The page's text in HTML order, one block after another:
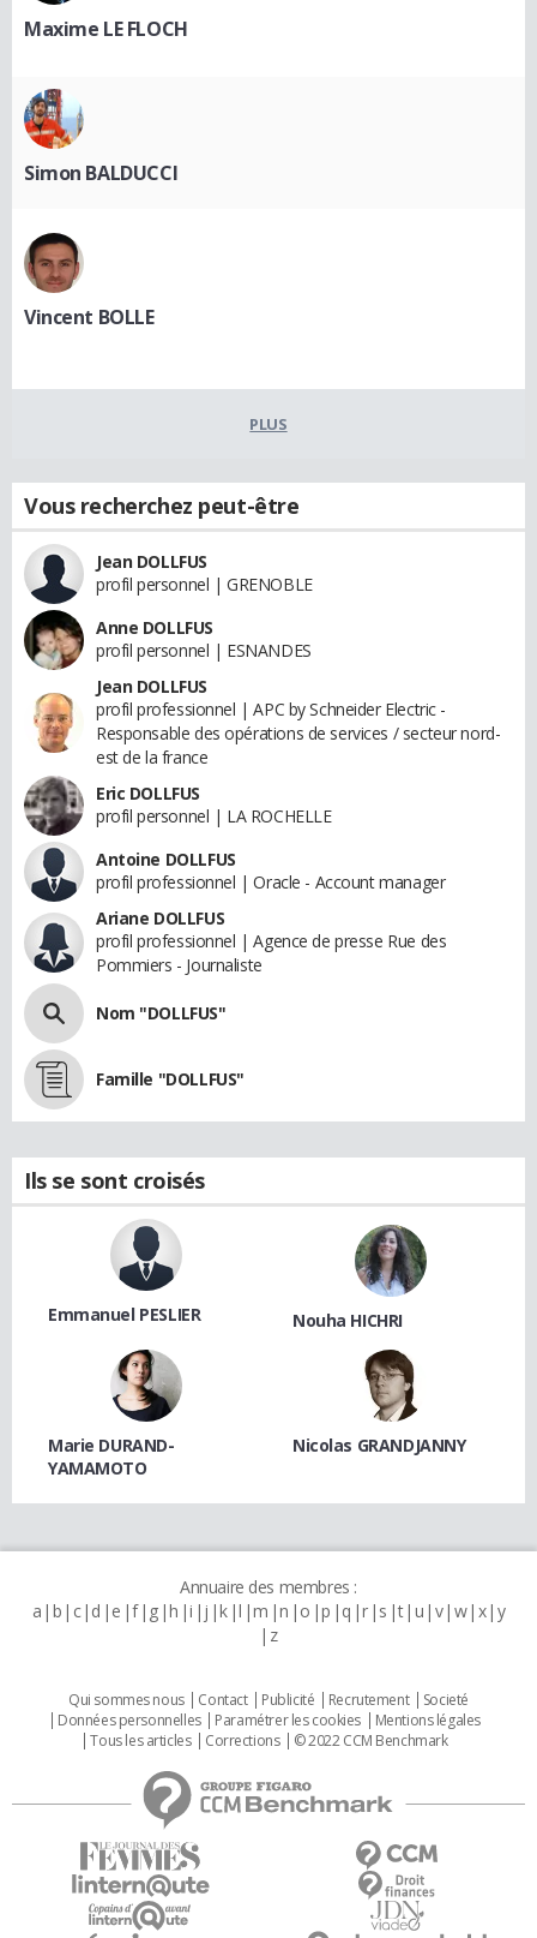
Maxime LE FLOCH
Simon BALDUCCI
Vincent BOLLE
PLUS
Vous recherchez peut-être
Jean DOLLFUS
profil personnel | GRENOBLE
Anne DOLLFUS
profil personnel | ESNANDES
Jean DOLLFUS
profil professionnel | APC by Schneider Electric -
Responsable des opérations de services / secteur nord-
est de la france
Eric DOLLFUS
profil personnel | LA ROCHELLE
Antoine DOLLFUS
profil professionnel | Oracle - Account manager
Ariane DOLLFUS
profil professionnel | Agence de presse Rue des
Pommiers - Journaliste
Nom "DOLLFUS"
Famille "DOLLFUS"
Ils se sont croisés
Emmanuel PESLIER Nouha HICHRI
Marie DURAND-
YAMAMOTO
Nicolas GRANDJANNY
Annuaire des membres :
a b c d e f g h i j k l m n o p q r s t u v w x y
z
Qui sommes nous Contact Publicité Recrutement
Societé
Données personnelles
Paramétrer les cookies
Mentions légales
Tous les articles
Corrections © 2022 CCM Benchmark